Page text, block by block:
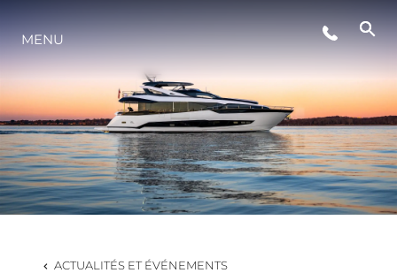
STYLE DE VIE
L'INNOVATION
LA SOCIÉTÉ
NOTRE ÉQUIPE
MENU
ACTUALITÉS ET ÉVÉNEMENTS